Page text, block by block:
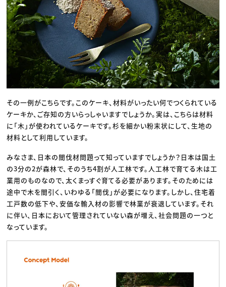
その一例がこちらです。このケーキ、材料がいったい何でつくられている
ケーキか、ご存知の方いらっしゃいますでしょうか。実は、こちらは材料
に「木」が使われているケーキです。杉を細かい粉末状にして、生地の
材料として利用しています。
みなさま、日本の間伐材問題って知っていますでしょうか？日本は国土
の3分の2が森林で、そのうち4割が人工林です。人工林で育てる木は工
業用のものなので、太くまっすぐ育てる必要があります。そのためには
途中で木を間引く、いわゆる「間伐」が必要になります。しかし、住宅着
工戸数の低下や、安価な輸入材の影響で林業が衰退しています。それ
に伴い、日本において管理されていない森が増え、社会問題の一つと
なっています。